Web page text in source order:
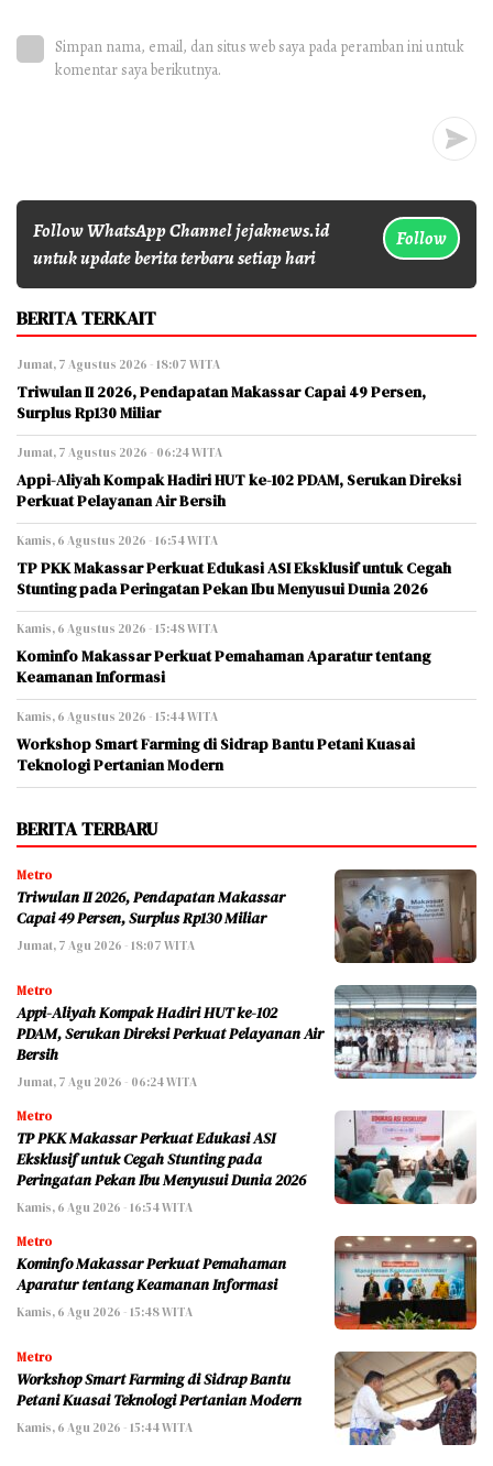
Simpan nama, email, dan situs web saya pada peramban ini untuk
komentar saya berikutnya.
Follow WhatsApp Channel jejaknews.id
untuk update berita terbaru setiap hari
Follow
BERITA TERKAIT
Jumat, 7 Agustus 2026 - 18:07 WITA
Triwulan II 2026, Pendapatan Makassar Capai 49 Persen,
Surplus Rp130 Miliar
Jumat, 7 Agustus 2026 - 06:24 WITA
Appi-Aliyah Kompak Hadiri HUT ke-102 PDAM, Serukan Direksi
Perkuat Pelayanan Air Bersih
Kamis, 6 Agustus 2026 - 16:54 WITA
TP PKK Makassar Perkuat Edukasi ASI Eksklusif untuk Cegah
Stunting pada Peringatan Pekan Ibu Menyusui Dunia 2026
Kamis, 6 Agustus 2026 - 15:48 WITA
Kominfo Makassar Perkuat Pemahaman Aparatur tentang
Keamanan Informasi
Kamis, 6 Agustus 2026 - 15:44 WITA
Workshop Smart Farming di Sidrap Bantu Petani Kuasai
Teknologi Pertanian Modern
BERITA TERBARU
Metro
Triwulan II 2026, Pendapatan Makassar
Capai 49 Persen, Surplus Rp130 Miliar
Jumat, 7 Agu 2026 - 18:07 WITA
Metro
Appi-Aliyah Kompak Hadiri HUT ke-102
PDAM, Serukan Direksi Perkuat Pelayanan Air
Bersih
Jumat, 7 Agu 2026 - 06:24 WITA
Metro
TP PKK Makassar Perkuat Edukasi ASI
Eksklusif untuk Cegah Stunting pada
Peringatan Pekan Ibu Menyusui Dunia 2026
Kamis, 6 Agu 2026 - 16:54 WITA
Metro
Kominfo Makassar Perkuat Pemahaman
Aparatur tentang Keamanan Informasi
Kamis, 6 Agu 2026 - 15:48 WITA
Metro
Workshop Smart Farming di Sidrap Bantu
Petani Kuasai Teknologi Pertanian Modern
Kamis, 6 Agu 2026 - 15:44 WITA